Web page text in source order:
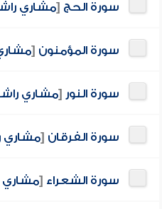
سورة الحج [مشاري
سورة المؤمنون [
سورة النور [مشاري
سورة الفرقان [مشاري
سورة الشعراء [مشاري